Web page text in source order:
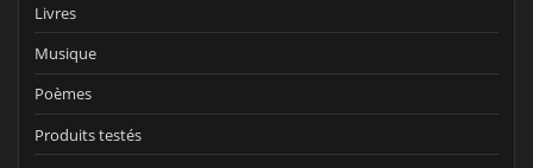
Livres
Musique
Poèmes
Produits testés